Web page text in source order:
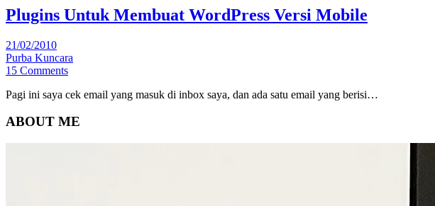
Plugins Untuk Membuat WordPress Versi Mobile
21/02/2010
Purba Kuncara
15 Comments
Pagi ini saya cek email yang masuk di inbox saya, dan ada satu email yang berisi…
ABOUT ME